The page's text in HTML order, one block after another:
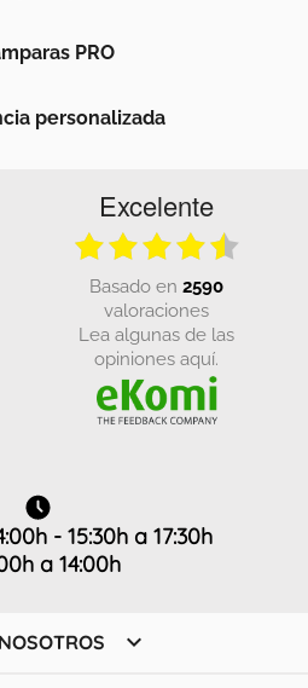
PRO
personalizada
Excelente
basado en 2590
valoraciones
Lea algunas de las
opiniones aquí.
- 15:30h a 17:30h
a 14:00h
